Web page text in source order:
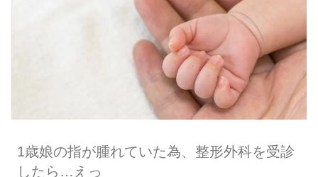
1歳娘の指が腫れていた為、整形外科を受診
したら…えっ